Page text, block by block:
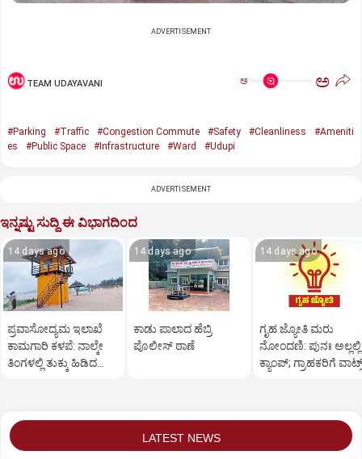
ADVERTISEMENT
TEAM UDAYAVANI ಅ ಅ
#Parking‌ #Traffic #Congestion Commute #Safety #Cleanliness
#Ameniti
es
#Public Space #Infrastructure #Ward #Udupi
ADVERTISEMENT
ಇನ್ನಷ್ಟು ಸುದ್ದಿ ಈ ವಿಭಾಗದಿಂದ
14 days ago
ಪ್ರವಾಸೋದ್ಯಮ ಇಲಾಖೆ
ಕಾಮಗಾರಿ ಕಳಪೆ: ನಾಲ್ಕೇ
ತಿಂಗಳಲ್ಲಿ ತುಕ್ಕು ಹಿಡಿದ
14 days ago
ಕಾಡು ಪಾಲಾದ ಹೆಬ್ರಿ
ಪೊಲೀಸ್‌ ಠಾಣೆ
14 days ago
ಗೃಹ ಜ್ಯೋತಿ ಮರು
ನೋಂದಣಿ: ಪುನಃ ಅಲ್ಲಲ್ಲಿ
ಕ್ಯಾಂಪ್‌; ಗ್ರಾಹಕರಿಗೆ ವಾಟ್ಸ್‌
LATEST NEWS